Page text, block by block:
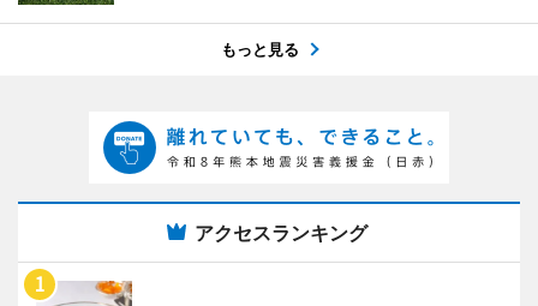
もっと見る
アクセスランキング